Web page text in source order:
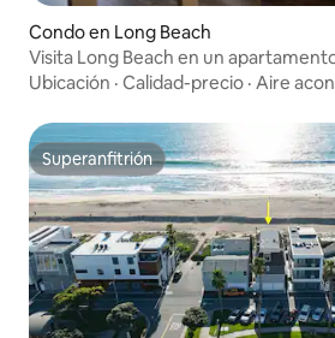
Condo en Long Beach
Visita Long Beach en un
Ubicación · Calidad-precio · Aire
Superanfitrión
Superanfitrión